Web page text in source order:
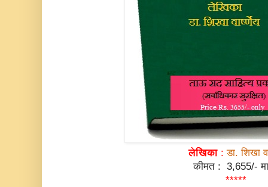
लेखिका :डा. शिखा
कीमत : 3,655/-
*****